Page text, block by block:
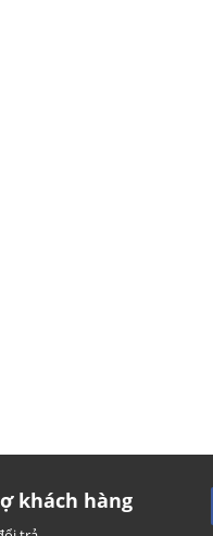
khách hàng